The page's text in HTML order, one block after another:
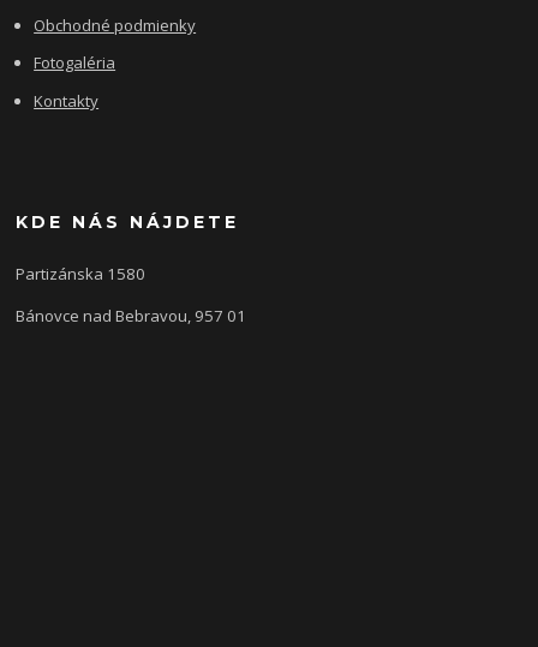
Obchodné podmienky
Fotogaléria
Kontakty
KDE NÁS NÁJDETE
Partizánska 1580
Bánovce nad Bebravou, 957 01